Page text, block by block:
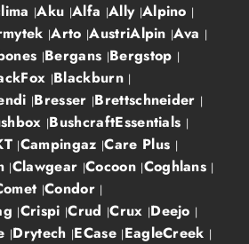
Aku Alfa Ally Alpino
Arto AustriAlpin Ava
Bergans Bergstop
Blackburn
Bresser Brettschneider
BushcraftEssentials
Campingaz Care Plus
Clawgear Cocoon Coghlans
Condor
Crispi Crud Crux Deejo
Drytech ECase EagleCreek